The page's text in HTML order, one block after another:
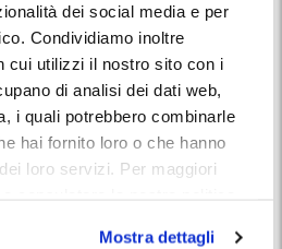
dei social media e per
Condividiamo inoltre
cui utilizzi il nostro sito con i
di analisi dei dati web,
i quali potrebbero combinarle
hai fornito loro o che hanno
loro servizi. Per maggiori
Mostra dettagli
rossa M1 della metropolitana si può
15 minuti, il centro di Milano.
"Primaticcio"
3 minuti a piedi
"Bande Nere"
4 minuti a piedi
13 minuti a